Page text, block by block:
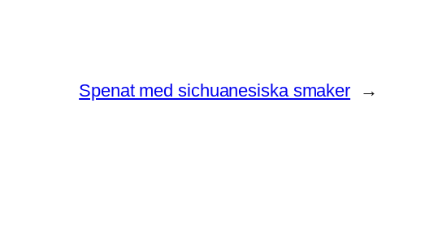
Spenat med sichuanesiska smaker →